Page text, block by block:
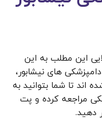
این مطلب به این
های نیشابور،
تا شما بتوانید به
مراجعه کرده و پت
دهید.